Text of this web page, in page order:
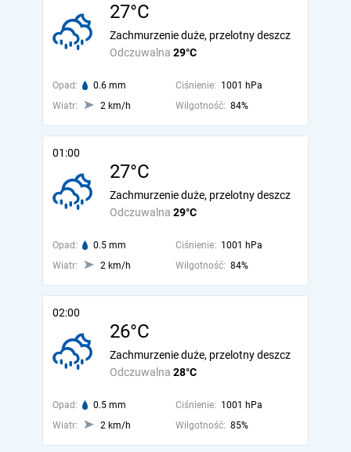
27°C
Odczuwalna 29°C
Zachmurzenie duże, przelotny deszcz
Opad: 0.6 mm Ciśnienie: 1001 hPa
Wiatr:
2 km/h Wilgotność: 84%
01:00
27°C
Odczuwalna 29°C
Zachmurzenie duże, przelotny deszcz
Opad: 0.5 mm Ciśnienie: 1001 hPa
Wiatr:
2 km/h Wilgotność: 84%
02:00
26°C
Odczuwalna 28°C
Zachmurzenie duże, przelotny deszcz
Opad: 0.5 mm Ciśnienie: 1001 hPa
Wiatr:
2 km/h Wilgotność: 85%